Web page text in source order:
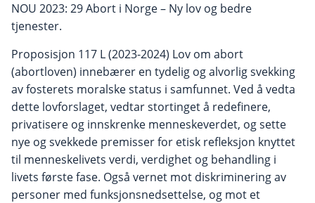
NOU 2023: 29 Abort i Norge – Ny lov og bedre
tjenester.
Proposisjon 117 L (2023-2024) Lov om abort
(abortloven) innebærer en tydelig og alvorlig svekking
av fosterets moralske status i samfunnet. Ved å vedta
dette lovforslaget, vedtar stortinget å redefinere,
privatisere og innskrenke menneskeverdet, og sette
nye og svekkede premisser for etisk refleksjon knyttet
til menneskelivets verdi, verdighet og behandling i
livets første fase. Også vernet mot diskriminering av
personer med funksjonsnedsettelse, og mot et